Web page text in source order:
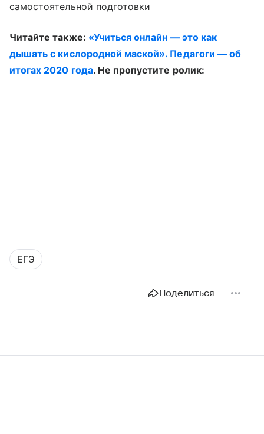
самостоятельной подготовки
Читайте также: «Учиться онлайн — это как
дышать с кислородной маской». Педагоги — об
итогах 2020 года. Не пропустите ролик:
ЕГЭ
Поделиться